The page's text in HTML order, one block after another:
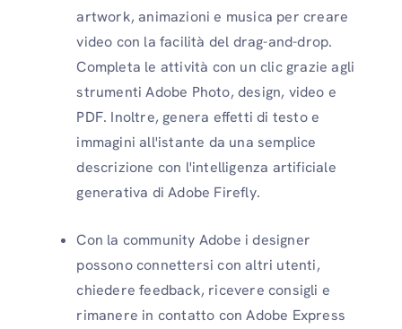
artwork, animazioni e musica per creare
video con la facilità del drag-and-drop.
Completa le attività con un clic grazie agli
strumenti Adobe Photo, design, video e
PDF. Inoltre, genera effetti di testo e
immagini all'istante da una semplice
descrizione con l'intelligenza artificiale
generativa di Adobe Firefly.
Con la community Adobe i designer
possono connettersi con altri utenti,
chiedere feedback, ricevere consigli e
rimanere in contatto con Adobe Express